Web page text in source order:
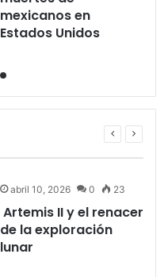
mexicanos en
Estados Unidos
abril 10, 2026 0 23
Artemis II y el renacer
de la exploración
lunar